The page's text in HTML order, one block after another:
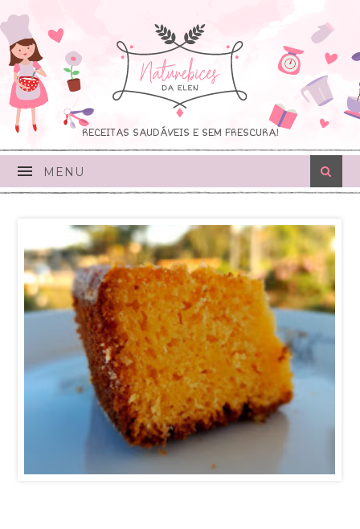
RECEITAS SAUDÁVEIS E SEM FRESCURA!
MENU